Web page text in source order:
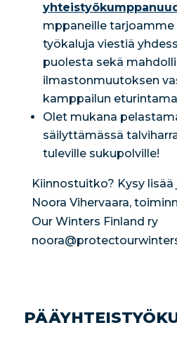
mppaneille tarjoamme
työkaluja viestiä
puolesta sekä
ilmastonmuutoksen
kamppailun
Olet mukana
säilyttämässä
tuleville sukupolville!
Kiinnostuitko? Kysy
Noora Vihervaara,
Our Winters Finland ry